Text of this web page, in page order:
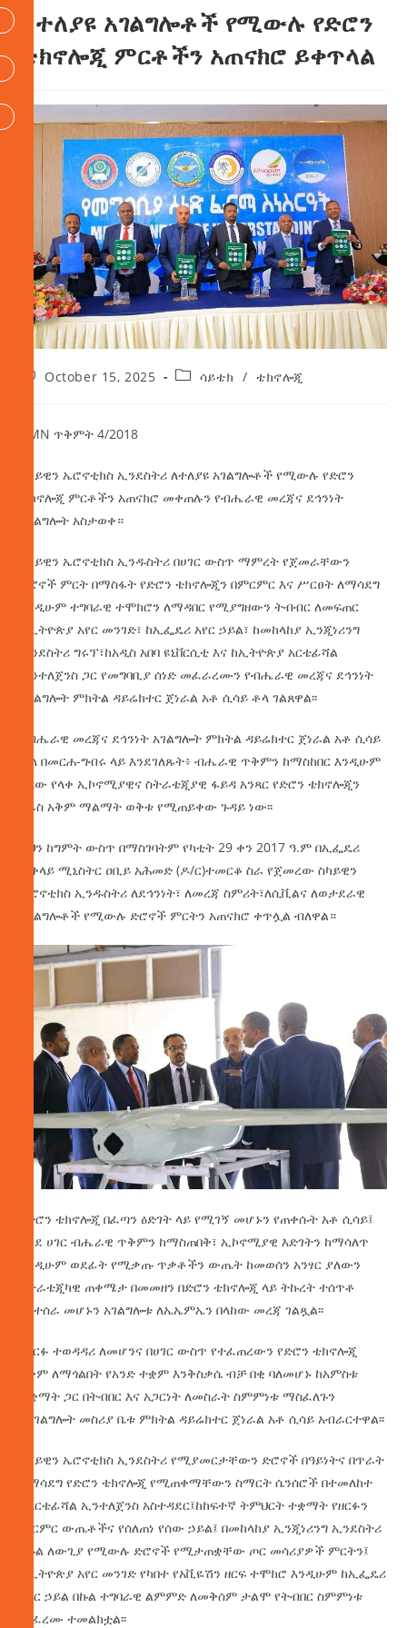
ለተለያዩ አገልግሎቶች የሚውሉ የድሮን
ቴክኖሎጂ ምርቶችን አጠናክሮ ይቀጥላል
October 15, 2025 ሳይቴክ / ቴክኖሎጂ
AMN ጥቅምት 4/2018
ስካይዊን ኤሮኖቲክስ ኢንደስትሪ ለተለያዩ አገልግሎቶች የሚውሉ የድሮን
ቴክኖሎጂ ምርቶችን አጠናክሮ መቀጠሉን የብሔራዊ መረጃና ደኅንነት
አገልግሎት አስታወቀ።
ስካይዊን ኤሮኖቲክስ ኢንዱስትሪ በሀገር ውስጥ ማምረት የጀመራቸውን
ድሮኖች ምርት በማስፋት የድሮን ቴክኖሎጂን በምርምር እና ሥርፀት ለማሳደግ
እንዲሁም ተግባራዊ ተሞክሮን ለማዳበር የሚያግዘውን ትብብር ለመፍጠር
ከኢትዮጵያ አየር መንገድ፣ ከኢፌዴሪ አየር ኃይል፣ ከመከላከያ ኢንጂነሪንግ
ኢንደስትሪ ግሩፕ፣ከአዲስ አበባ ዩኒቨርሲቲ እና ከኢትዮጵያ አርቴፊሻል
ኢንተለጀንስ ጋር የመግባቢያ ሰነድ መፈራረሙን የብሔራዊ መረጃና ደኅንነት
አገልግሎት ምክትል ዳይሬክተር ጀነራል አቶ ሲሳይ ቶላ ገልጸዋል፡፡
የብሔራዊ መረጃና ደኅንነት አገልግሎት ምክትል ዳይሬክተር ጀነራል አቶ ሲሳይ
ቶላ በመርሐ-ግብሩ ላይ እንደገለጹት፥ ብሔራዊ ጥቅምን ከማስከበር እንዲሁም
ካለው የላቀ ኢኮኖሚያዊና ስትራቴጂያዊ ፋይዳ አንጻር የድሮን ቴክኖሎጂን
በራስ አቅም ማልማት ወቅቱ የሚጠይቀው ጉዳይ ነው፡፡
ይህን ከግምት ውስጥ በማስገባትም የካቲት 29 ቀን 2017 ዓ.ም በኢፌዴሪ
ጠቅላይ ሚኒስትር ዐቢይ አሕመድ (ዶ/ር)ተመርቆ ስራ የጀመረው ስካይዊን
ኤሮኖቲክስ ኢንዱስትሪ ለደኅንነት፣ ለመረጃ ስምሪት፣ለሲቪልና ለወታደራዊ
አገልግሎቶች የሚውሉ ድሮኖች ምርትን አጠናክሮ ቀጥሏል ብለዋል።
የድሮን ቴክኖሎጂ በፈጣን ዕድገት ላይ የሚገኝ መሆኑን የጠቀሱት አቶ ሲሳይ፤
እንደ ሀገር ብሔራዊ ጥቅምን ከማስጠበቅ፣ ኢኮኖሚያዊ እድገትን ከማሳለጥ
እንዲሁም ወደፊት የሚቃጡ ጥቃቶችን ውጤት ከመወሰን አንፃር ያለውን
ስትራቴጂካዊ ጠቀሜታ በመመዘን በድሮን ቴክኖሎጂ ላይ ትኩረት ተሰጥቶ
እየተሰራ መሆኑን አገልግሎቱ ለኤኤምኤን በላከው መረጃ ገልጿል፡፡
በዘርፉ ተወዳዳሪ ለመሆንና በሀገር ውስጥ የተፈጠረውን የድሮን ቴክኖሎጂ
ዐቅም ለማጎልበት የአንድ ተቋም እንቅስቃሴ ብቻ በቂ ባለመሆኑ ከአምስቱ
ተቋማት ጋር በትብበር እና አጋርነት ለመስራት ስምምነቱ ማስፈለጉን
የአገልግሎት መስሪያ ቤቱ ምክትል ዳይሬክተር ጀነራል አቶ ሲሳይ አብራርተዋል፡፡
ስካይዊን ኤሮኖቲክስ ኢንደስትሪ የሚያመርታቸውን ድሮኖች በዓይነትና በጥራት
ለማሳደግ የድሮን ቴክኖሎጂ የሚጠቀማቸውን ስማርት ሴንሰሮች በተመለከተ
ከአርቴፊሻል ኢንተለጀንስ አስተዳደር፤ከከፍተኛ ትምህርት ተቋማት የዘርፉን
ምርምር ውጤቶችና የሰለጠነ የሰው ኃይል፤ በመከላከያ ኢንጂነሪንግ ኢንደስትሪ
በኩል ለውጊያ የሚውሉ ድሮኖች የሚታጠቋቸው ጦር መሳሪያዎች ምርትን፤
ከኢትዮጵያ አየር መንገድ የካበተ የአቪዬሽን ዘርፍ ተሞክሮ እንዲሁም ከኢፌዴሪ
አየር ኃይል በኩል ተግባራዊ ልምምድ ለመቅሰም ታልሞ የትብበር ስምምነቱ
መፈረሙ ተመልክቷል፡፡